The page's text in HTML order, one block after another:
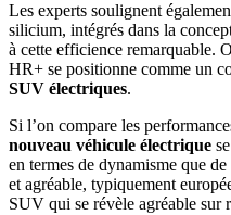
Les experts soulignent
silicium, intégrés dans la
à cette efficience remarquable.
HR+ se positionne comme un
SUV électriques.
Si l’on compare les
nouveau véhicule électrique
en termes de dynamisme que
et agréable, typiquement
SUV qui se révèle agréable sur